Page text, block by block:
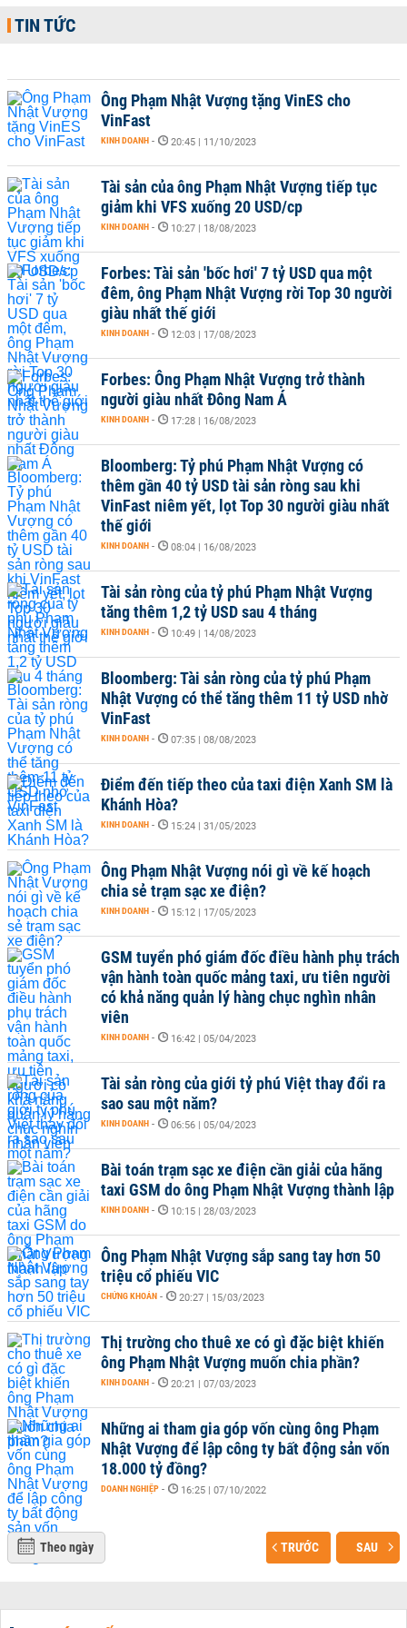
TIN TỨC
Ông Phạm Nhật Vượng tặng VinES cho
VinFast
KINH DOANH - 20:45 | 11/10/2023
Tài sản của ông Phạm Nhật Vượng tiếp tục
giảm khi VFS xuống 20 USD/cp
KINH DOANH - 10:27 | 18/08/2023
Forbes: Tài sản 'bốc hơi' 7 tỷ USD qua một
đêm, ông Phạm Nhật Vượng rời Top 30 người
giàu nhất thế giới
KINH DOANH - 12:03 | 17/08/2023
Forbes: Ông Phạm Nhật Vượng trở thành
người giàu nhất Đông Nam Á
KINH DOANH - 17:28 | 16/08/2023
Bloomberg: Tỷ phú Phạm Nhật Vượng có
thêm gần 40 tỷ USD tài sản ròng sau khi
VinFast niêm yết, lọt Top 30 người giàu nhất
thế giới
KINH DOANH - 08:04 | 16/08/2023
Tài sản ròng của tỷ phú Phạm Nhật Vượng
tăng thêm 1,2 tỷ USD sau 4 tháng
KINH DOANH - 10:49 | 14/08/2023
Bloomberg: Tài sản ròng của tỷ phú Phạm
Nhật Vượng có thể tăng thêm 11 tỷ USD nhờ
VinFast
KINH DOANH - 07:35 | 08/08/2023
Điểm đến tiếp theo của taxi điện Xanh SM là
Khánh Hòa?
KINH DOANH - 15:24 | 31/05/2023
Ông Phạm Nhật Vượng nói gì về kế hoạch
chia sẻ trạm sạc xe điện?
KINH DOANH - 15:12 | 17/05/2023
GSM tuyển phó giám đốc điều hành phụ trách
vận hành toàn quốc mảng taxi, ưu tiên người
có khả năng quản lý hàng chục nghìn nhân
viên
KINH DOANH - 16:42 | 05/04/2023
Tài sản ròng của giới tỷ phú Việt thay đổi ra
sao sau một năm?
KINH DOANH - 06:56 | 05/04/2023
Bài toán trạm sạc xe điện cần giải của hãng
taxi GSM do ông Phạm Nhật Vượng thành lập
KINH DOANH - 10:15 | 28/03/2023
Ông Phạm Nhật Vượng sắp sang tay hơn 50
triệu cổ phiếu VIC
CHỨNG KHOÁN - 20:27 | 15/03/2023
Thị trường cho thuê xe có gì đặc biệt khiến
ông Phạm Nhật Vượng muốn chia phần?
KINH DOANH - 20:21 | 07/03/2023
Những ai tham gia góp vốn cùng ông Phạm
Nhật Vượng để lập công ty bất động sản vốn
18.000 tỷ đồng?
DOANH NGHIỆP - 16:25 | 07/10/2022
Theo ngày TRƯỚC SAU